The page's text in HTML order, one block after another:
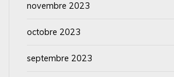
novembre 2023
octobre 2023
septembre 2023